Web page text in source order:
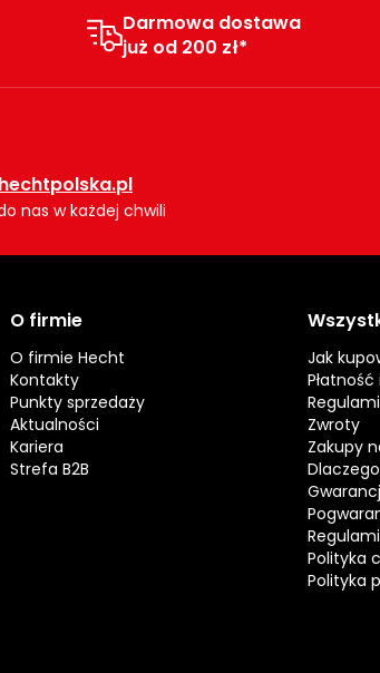
Darmowa dostawa
już od 200 zł*
nas w każdej chwili
O firmie
O firmie Hecht
Kontakty
Punkty sprzedaży
Aktualności
Kariera
Strefa B2B
Jak
Zwroty
Zakupy
Polityka
Polityka